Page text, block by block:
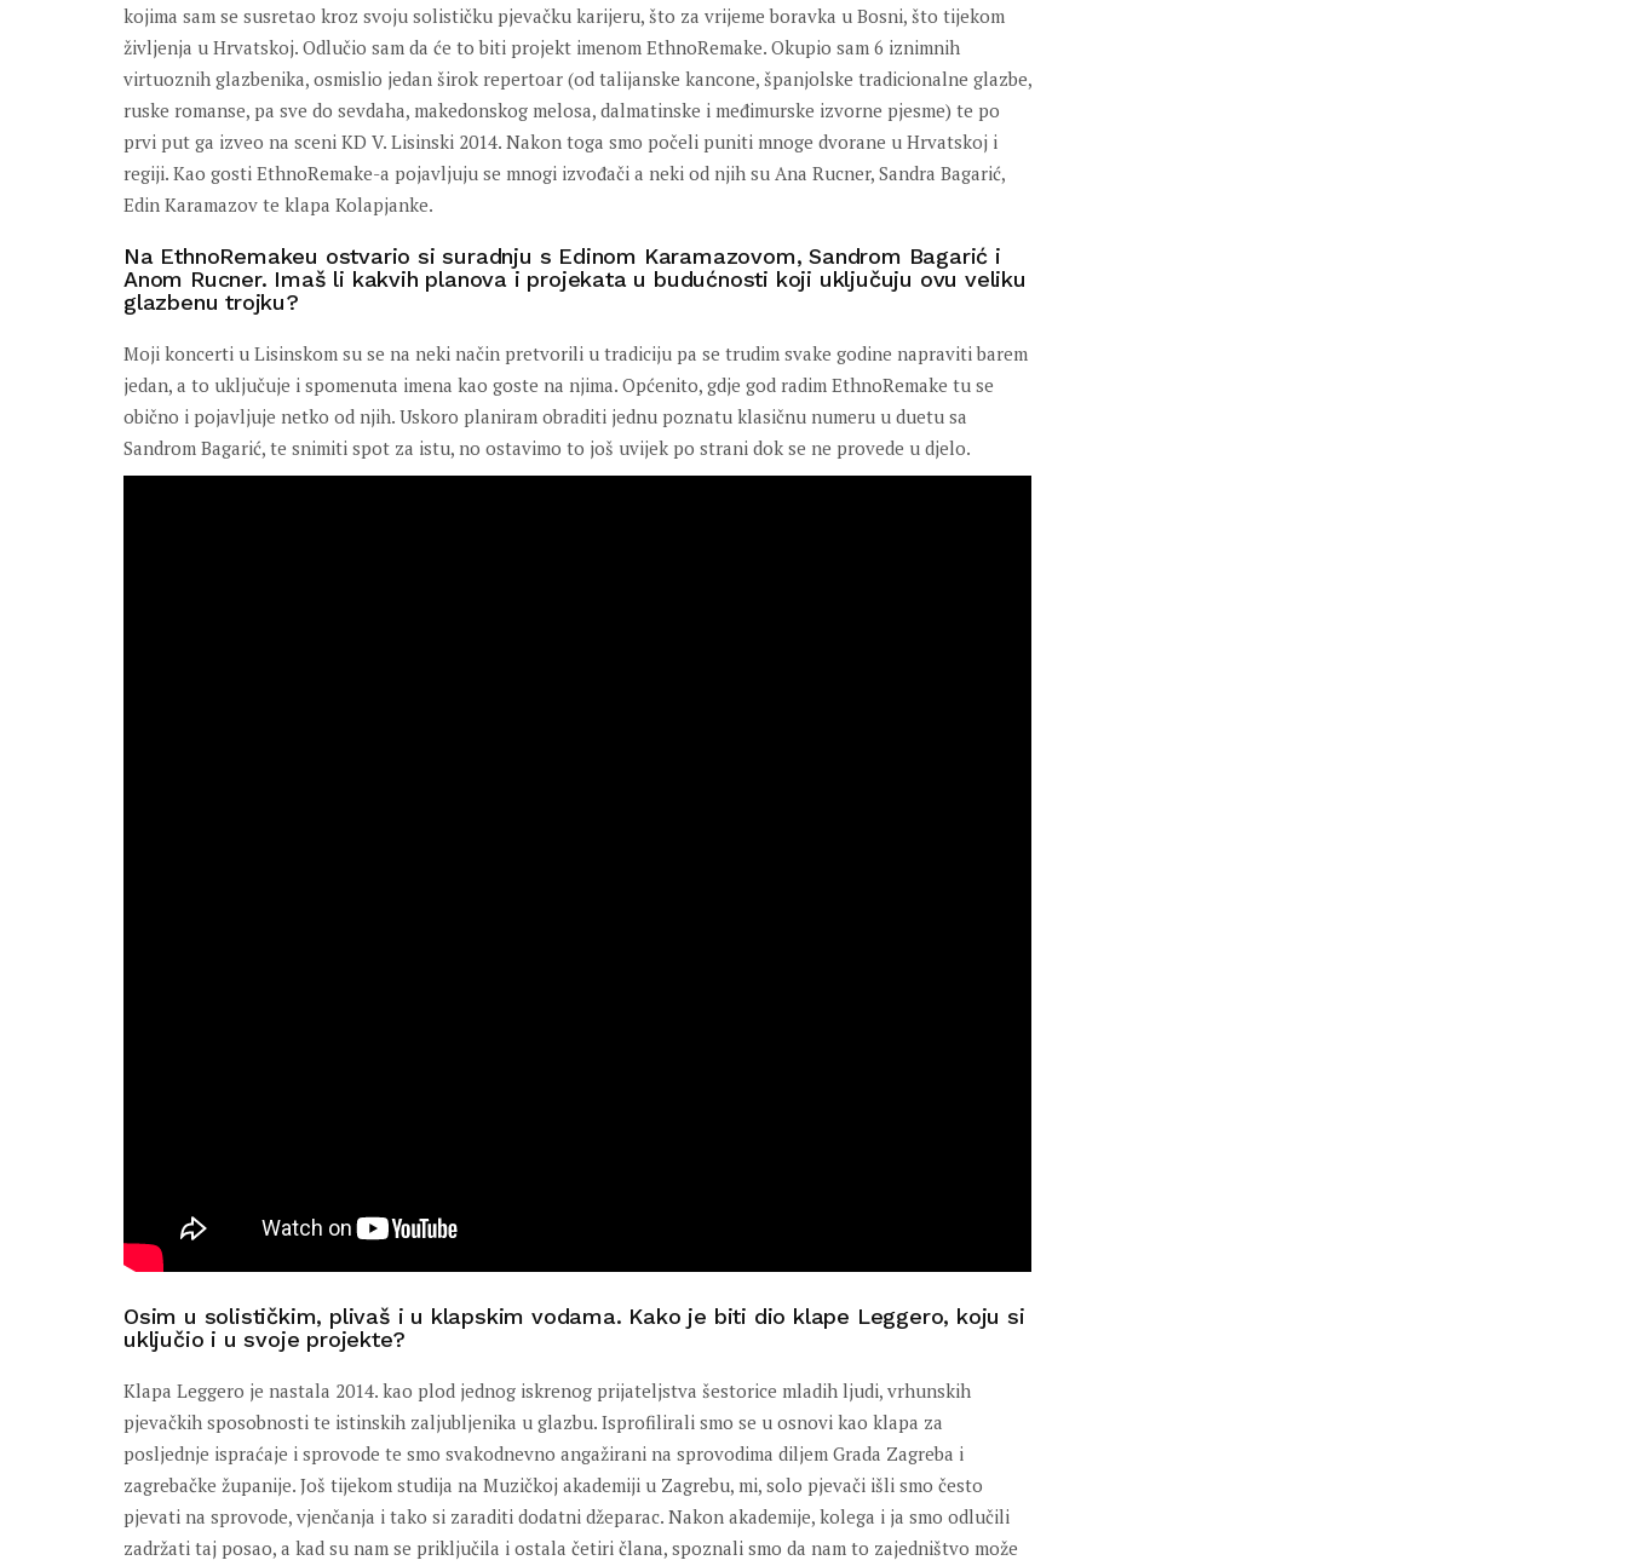
kojima sam se susretao kroz svoju solističku pjevačku karijeru, što za vrijeme boravka u Bosni, što tijekom
življenja u Hrvatskoj. Odlučio sam da će to biti projekt imenom EthnoRemake. Okupio sam 6 iznimnih
virtuoznih glazbenika, osmislio jedan širok repertoar (od talijanske kancone, španjolske tradicionalne glazbe,
ruske romanse, pa sve do sevdaha, makedonskog melosa, dalmatinske i međimurske izvorne pjesme) te po
prvi put ga izveo na sceni KD V. Lisinski 2014. Nakon toga smo počeli puniti mnoge dvorane u Hrvatskoj i
regiji. Kao gosti EthnoRemake-a pojavljuju se mnogi izvođači a neki od njih su Ana Rucner, Sandra Bagarić,
Edin Karamazov te klapa Kolapjanke.
Na EthnoRemakeu ostvario si suradnju s Edinom Karamazovom, Sandrom Bagarić i
Anom Rucner. Imaš li kakvih planova i projekata u budućnosti koji uključuju ovu veliku
glazbenu trojku?
Moji koncerti u Lisinskom su se na neki način pretvorili u tradiciju pa se trudim svake godine napraviti barem
jedan, a to uključuje i spomenuta imena kao goste na njima. Općenito, gdje god radim EthnoRemake tu se
obično i pojavljuje netko od njih. Uskoro planiram obraditi jednu poznatu klasičnu numeru u duetu sa
Sandrom Bagarić, te snimiti spot za istu, no ostavimo to još uvijek po strani dok se ne provede u djelo.
Osim u solističkim, plivaš i u klapskim vodama. Kako je biti dio klape Leggero, koju si
uključio i u svoje projekte?
Klapa Leggero je nastala 2014. kao plod jednog iskrenog prijateljstva šestorice mladih ljudi, vrhunskih
pjevačkih sposobnosti te istinskih zaljubljenika u glazbu. Isprofilirali smo se u osnovi kao klapa za
posljednje ispraćaje i sprovode te smo svakodnevno angažirani na sprovodima diljem Grada Zagreba i
zagrebačke županije. Još tijekom studija na Muzičkoj akademiji u Zagrebu, mi, solo pjevači išli smo često
pjevati na sprovode, vjenčanja i tako si zaraditi dodatni džeparac. Nakon akademije, kolega i ja smo odlučili
zadržati taj posao, a kad su nam se priključila i ostala četiri člana, spoznali smo da nam to zajedništvo može